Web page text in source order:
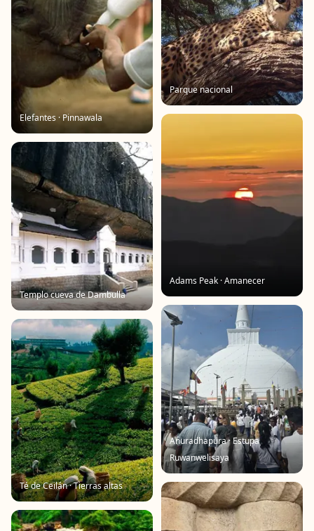
Elefantes · Pinnawala
Templo cueva de Dambulla
Té de Ceilán · Tierras altas
Parque nacional
Adams Peak · Amanecer
Anuradhapura · Estupa
Ruwanwelisaya